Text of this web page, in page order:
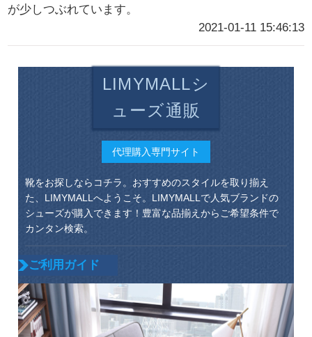
が少しつぶれています。
2021-01-11 15:46:13
LIMYMALLシ
ューズ通販
代理購入専門サイト
靴をお探しならコチラ。おすすめのスタイルを取り揃え
た、LIMYMALLへようこそ。LIMYMALLで人気ブランドの
シューズが購入できます！豊富な品揃えからご希望条件で
カンタン検索。
ご利用ガイド